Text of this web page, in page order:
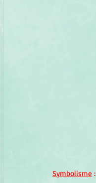
Symbolisme :